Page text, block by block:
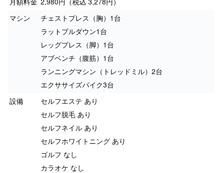
マシン
チェストプレス（胸）1台
ラットプルダウン1台
レッグプレス（脚）1台
アブベンチ（腹筋）1台
ランニングマシン（トレッドミル）2台
エクササイズバイク3台
設備
セルフエステ あり
セルフ脱毛 あり
セルフネイル あり
セルフホワイトニング あり
ゴルフ なし
カラオケ なし